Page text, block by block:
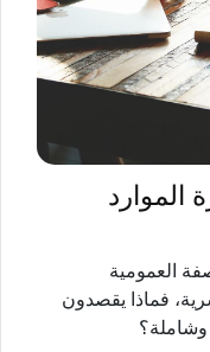
الموارد
العمومية
فماذا يقصدون
وشاملة؟